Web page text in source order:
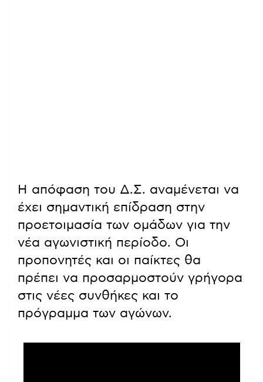
Η απόφαση του Δ.Σ. αναμένεται να
έχει σημαντική επίδραση στην
προετοιμασία των ομάδων για την
νέα αγωνιστική περίοδο. Οι
προπονητές και οι παίκτες θα
πρέπει να προσαρμοστούν γρήγορα
στις νέες συνθήκες και το
πρόγραμμα των αγώνων.